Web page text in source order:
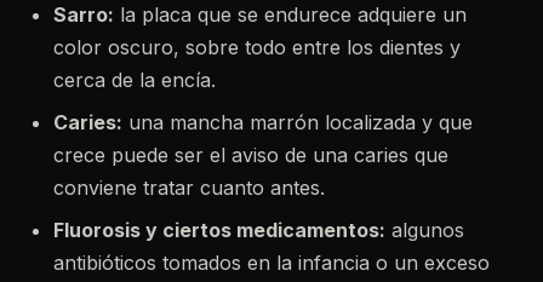
Sarro: la placa que se endurece adquiere un
color oscuro, sobre todo entre los dientes y
cerca de la encía.
Caries: una mancha marrón localizada y que
crece puede ser el aviso de una caries que
conviene tratar cuanto antes.
Fluorosis y ciertos medicamentos: algunos
antibióticos tomados en la infancia o un exceso